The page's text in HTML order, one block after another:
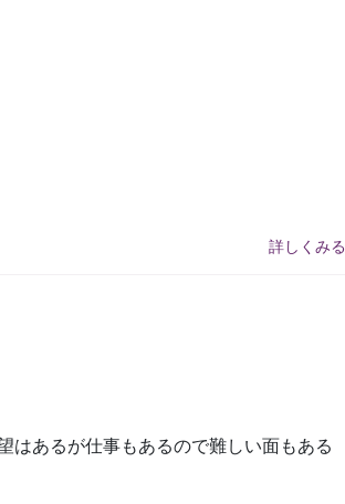
詳しくみる
はあるが仕事もあるので難しい面もある